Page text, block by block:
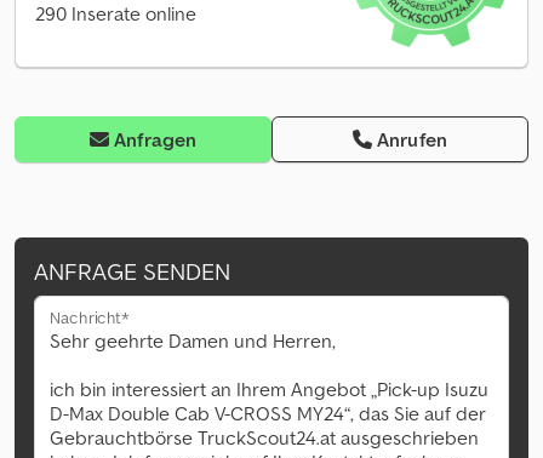
290 Inserate online
Anfragen Anrufen
ANFRAGE SENDEN
Nachricht*